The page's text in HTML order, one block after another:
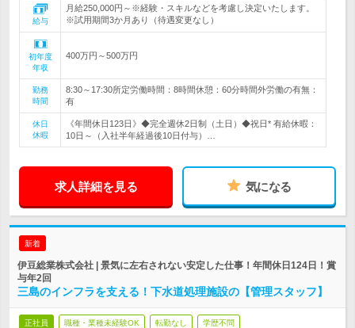
給与
月給250,000円～※経験・スキルなどを考慮し決定いたします。
※試用期間3か月あり（待遇変更なし）
初年度
年収
400万円～500万円
勤務
時間
8:30～17:30所定労働時間：8時間休憩：60分時間外労働の有無：
有
休日
休暇
《年間休日123日》◆完全週休2日制（土日）◆祝日* 有給休暇：
10日～（入社半年経過後10日付与）…
求人詳細を見る 気になる
新着
伊豆総業株式会社 | 景気に左右されない安定した仕事！年間休日124日！賞
与年2回
三島のインフラを支える！下水道処理施設の【管理スタッフ】
正社員 職種・業種未経験OK 転勤なし 学歴不問